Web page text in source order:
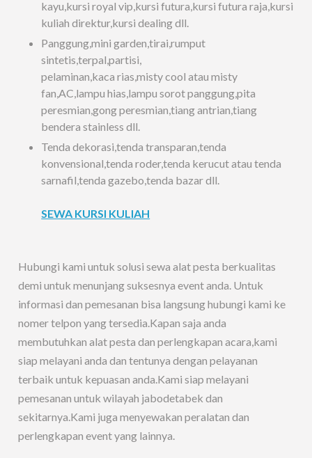
kayu,kursi royal vip,kursi futura,kursi futura raja,kursi
kuliah direktur,kursi dealing dll.
Panggung,mini garden,tirai,rumput
sintetis,terpal,partisi,
pelaminan,kaca rias,misty cool atau misty
fan,AC,lampu hias,lampu sorot panggung,pita
peresmian,gong peresmian,tiang antrian,tiang
bendera stainless dll.
Tenda dekorasi,tenda transparan,tenda
konvensional,tenda roder,tenda kerucut atau tenda
sarnafil,tenda gazebo,tenda bazar dll.
SEWA KURSI KULIAH
Hubungi kami untuk solusi sewa alat pesta berkualitas
demi untuk menunjang suksesnya event anda. Untuk
informasi dan pemesanan bisa langsung hubungi kami ke
nomer telpon yang tersedia.Kapan saja anda
membutuhkan alat pesta dan perlengkapan acara,kami
siap melayani anda dan tentunya dengan pelayanan
terbaik untuk kepuasan anda.Kami siap melayani
pemesanan untuk wilayah jabodetabek dan
sekitarnya.Kami juga menyewakan peralatan dan
perlengkapan event yang lainnya.